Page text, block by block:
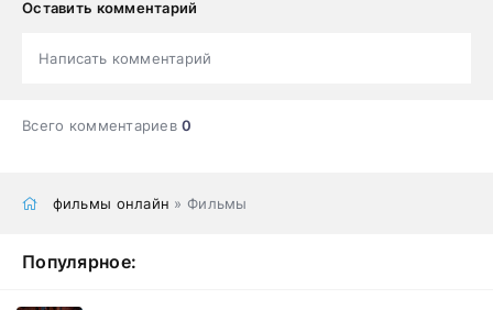
Оставить комментарий
Написать комментарий
Всего комментариев0
фильмы онлайн » Фильмы
Популярное: